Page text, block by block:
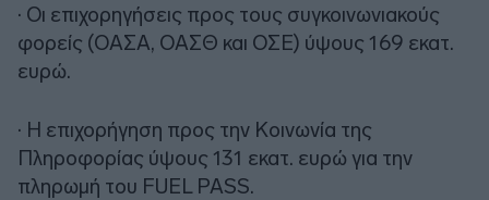
· Οι επιχορηγήσεις προς τους συγκοινωνιακούς
φορείς (ΟΑΣΑ, ΟΑΣΘ και ΟΣΕ) ύψους 169 εκατ.
ευρώ.
· Η επιχορήγηση προς την Κοινωνία της
Πληροφορίας ύψους 131 εκατ. ευρώ για την
πληρωμή του FUEL PASS.